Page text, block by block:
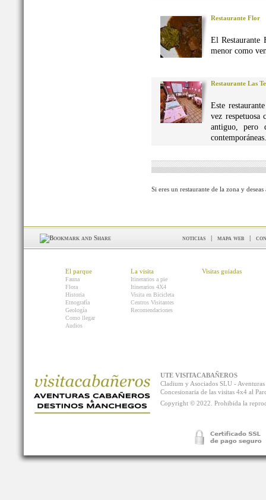
Restaurante Flor
El Restaurante
menor como
Restaurante Las
Este
vez
antiguo, pero
contemporáneas.
Si eres un restaurante de la zona y
noticias | mapa web |
El parque
Fauna
Flora
Historia
Etnografía
Geología
Como llegar
Audios
La visita
Itinerarios a pie
Itinerarios 4X4
Visita en Bicicleta
Centros Visitantes
Recomendaciones
Visitas guiadas
UTE VISITACABAÑEROS
Cladium y Asociados SLU -
Concesionaria de las visitas 4x4 al
Copyright © 2022. Prohibida la